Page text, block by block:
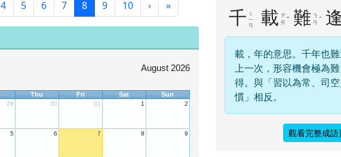
4 5 6 7 8(目前頁次)
9 10 ›下一頁
»最後頁
August 2026
Thu Fri Sat Sun
29 30 31 1 2
5 6 7 8 9
千 ㄑ
ㄧ
ㄢ
載 ㄗ
ㄞ ˇ 難 ㄋ
ㄢ ˊ
載，年的意思。千年也
上一次，形容機會極為難
得。與「習以為常、司
慣」相反。
觀看完整成語